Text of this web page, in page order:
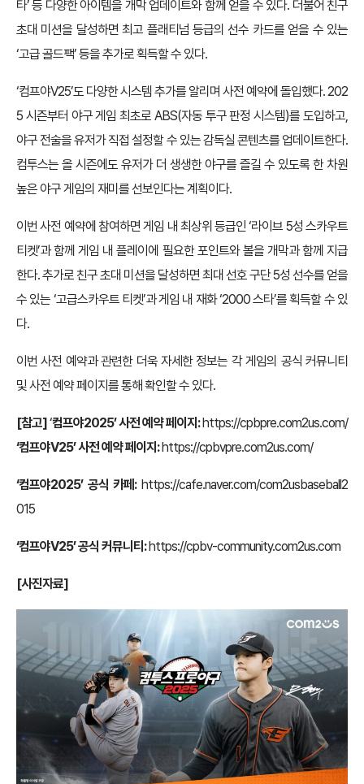
타’ 등 다양한 아이템을 개막 업데이트와 함께 얻을 수 있다. 더불어 친구
초대 미션을 달성하면 최고 플래티넘 등급의 선수 카드를 얻을 수 있는
‘고급 골드팩’ 등을 추가로 획득할 수 있다.
‘컴프야V25’도 다양한 시스템 추가를 알리며 사전 예약에 돌입했다. 202
5 시즌부터 야구 게임 최초로 ABS(자동 투구 판정 시스템)를 도입하고,
야구 전술을 유저가 직접 설정할 수 있는 감독실 콘텐츠를 업데이트한다.
컴투스는 올 시즌에도 유저가 더 생생한 야구를 즐길 수 있도록 한 차원
높은 야구 게임의 재미를 선보인다는 계획이다.
이번 사전 예약에 참여하면 게임 내 최상위 등급인 ‘라이브 5성 스카우트
티켓’과 함께 게임 내 플레이에 필요한 포인트와 볼을 개막과 함께 지급
한다. 추가로 친구 초대 미션을 달성하면 최대 선호 구단 5성 선수를 얻을
수 있는 ‘고급스카우트 티켓’과 게임 내 재화 ‘2000 스타’를 획득할 수 있
다.
이번 사전 예약과 관련한 더욱 자세한 정보는 각 게임의 공식 커뮤니티
및 사전 예약 페이지를 통해 확인할 수 있다.
[참고]‘컴프야2025’ 사전 예약 페이지:https://cpbpre.com2us.com/
‘컴프야V25’ 사전 예약 페이지:https://cpbvpre.com2us.com/
‘컴프야2025’ 공식 카페: https://cafe.naver.com/com2usbaseball2
015
‘컴프야V25’ 공식 커뮤니티:https://cpbv-community.com2us.com
[사진자료]